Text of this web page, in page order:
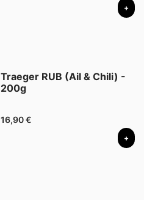
+
Traeger RUB (Ail & Chili) -
200g
16,90€
+